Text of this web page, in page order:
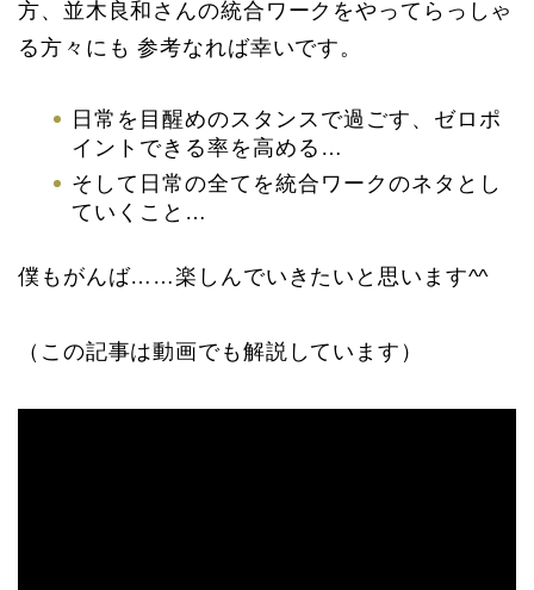
方、並木良和さんの統合ワークをやってらっしゃ
る方々にも 参考なれば幸いです。
日常を目醒めのスタンスで過ごす、ゼロポ
イントできる率を高める…
そして日常の全てを統合ワークのネタとし
ていくこと…
僕もがんば……楽しんでいきたいと思います^^
（この記事は動画でも解説しています）